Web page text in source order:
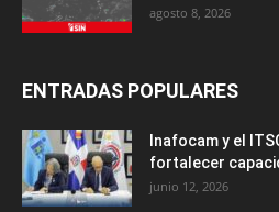
agosto 8, 2026
ENTRADAS POPULARES
Inafocam y el
fortalecer
junio 12, 2026